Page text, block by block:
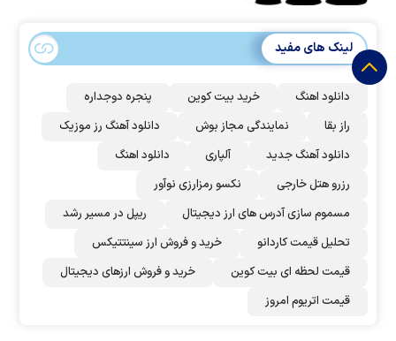
لینک های مفید
دانلود اهنگ خرید بیت کوین
پنجره دوجداره
راز بقا
نمایندگی مجاز بوش
دانلود آهنگ رز‌ موزیک
دانلود آهنگ جدید
آلپاری
دانلود اهنگ
رزرو هتل خارجی
نکسو رمزارزی نوآور
مسموم سازی آدرس های ارز دیجیتال
ریپل در مسیر رشد
تحلیل قیمت کاردانو
خرید و فروش ارز سینتتیکس
قیمت لحظه ای بیت کوین
خرید و فروش ارزهای دیجیتال
قیمت اتریوم امروز